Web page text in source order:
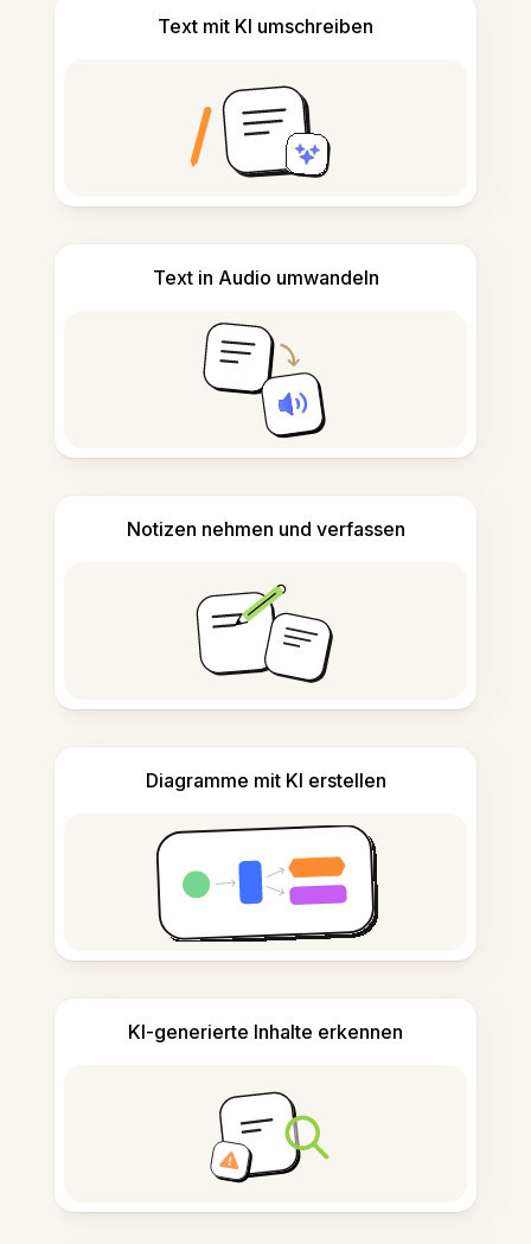
Text mit KI umschreiben
Text in Audio umwandeln
Notizen nehmen und verfassen
Diagramme mit KI erstellen
KI-generierte Inhalte erkennen